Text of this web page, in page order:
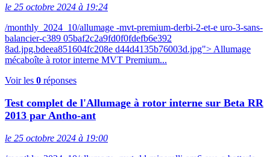
le 25 octobre 2024 à 19:24
/monthly_2024_10/allumage -mvt-premium-derbi-2-et-e uro-3-sans-
balancier-c389 05baf2c2a9fd0f0fdefb6e392
8ad.jpg.bdeea851604fc208e d44d4135b76003d.jpg"> Allumage
mécaboîte à rotor interne MVT Premium...
Voir les 0 réponses
Test complet de l'Allumage à rotor interne sur Beta RR
2013 par Antho-ant
le 25 octobre 2024 à 19:00